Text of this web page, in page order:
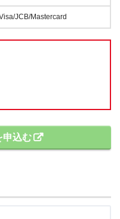
JCB/Mastercard
申込む